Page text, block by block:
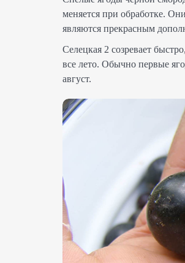
меняется при обработке.
являются прекрасным
Селецкая 2 созревает
все лето. Обычно первые
август.